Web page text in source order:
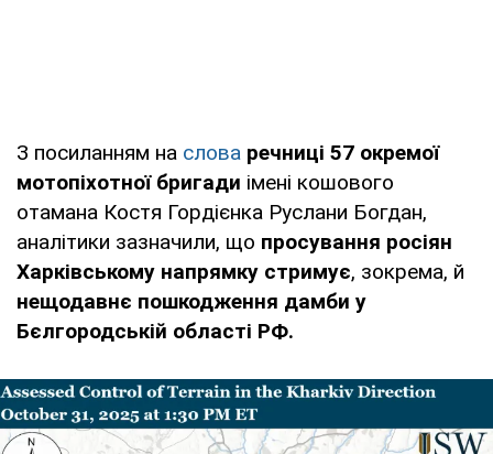
З посиланням на слова речниці 57 окремої
мотопіхотної бригади імені кошового
отамана Костя Гордієнка Руслани Богдан,
аналітики зазначили, що просування росіян
Харківському напрямку стримує, зокрема, й
нещодавнє пошкодження дамби у
Бєлгородській області РФ.